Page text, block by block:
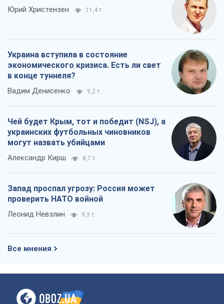
Юрий Христензен 11,4 т.
Украина вступила в состояние
экономического кризиса. Есть ли свет
в конце туннеля?
Вадим Денисенко 9,2 т.
Чей будет Крым, тот и победит (NSJ), а
украинских футбольных чиновников
могут назвать убийцами
Александр Кирш 8,7 т.
Запад проспал угрозу: Россия может
проверить НАТО войной
Леонид Невзлин 9,3 т.
Все мнения